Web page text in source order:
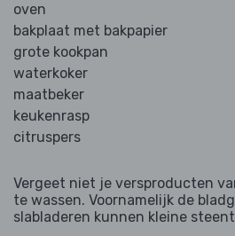
oven
bakplaat met bakpapier
grote kookpan
waterkoker
maatbeker
keukenrasp
citruspers
Vergeet niet je versproducten
te wassen. Voornamelijk de
slabladeren kunnen kleine